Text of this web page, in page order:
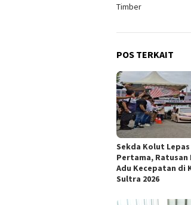
Timber
POS TERKAIT
Sekda Kolut
Pertama, Ratusan
Adu Kecepatan di
Sultra 2026